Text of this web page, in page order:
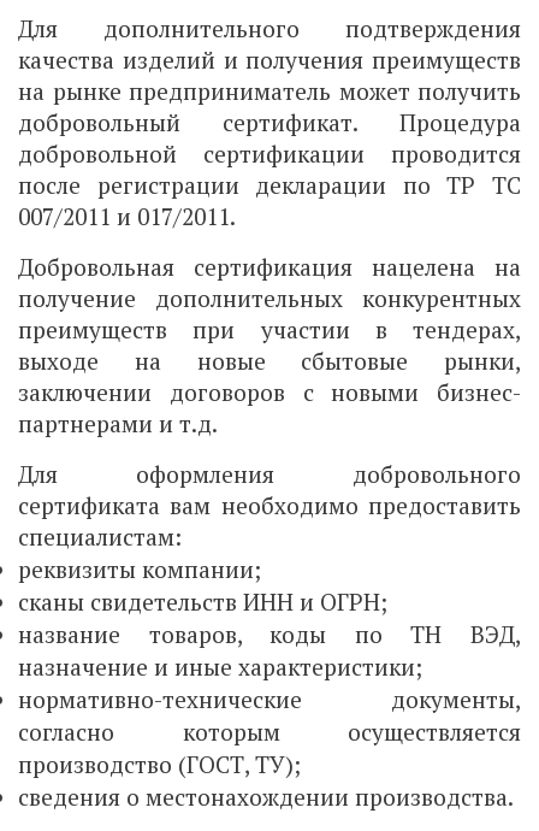
Для дополнительного подтверждения
качества изделий и получения преимуществ
на рынке предприниматель может получить
добровольный сертификат. Процедура
добровольной сертификации проводится
после регистрации декларации по ТР ТС
007/2011 и 017/2011.
Добровольная сертификация нацелена на
получение дополнительных конкурентных
преимуществ при участии в тендерах,
выходе на новые сбытовые рынки,
заключении договоров с новыми бизнес-
партнерами и т.д.
Для оформления добровольного
сертификата вам необходимо предоставить
специалистам:
реквизиты компании;
сканы свидетельств ИНН и ОГРН;
название товаров, коды по ТН ВЭД,
назначение и иные характеристики;
нормативно-технические документы,
согласно которым осуществляется
производство (ГОСТ, ТУ);
сведения о местонахождении производства.